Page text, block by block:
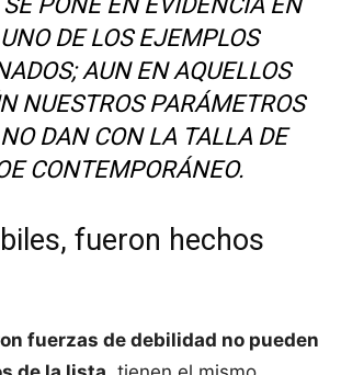
DE LOS EJEMPLOS
AUN EN AQUELLOS
NUESTROS PARÁMETROS
DAN CON LA TALLA DE
CONTEMPORÁNEO.
fueron hechos
fuerzas de debilidad no pueden